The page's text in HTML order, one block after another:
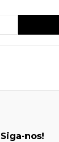
Siga-nos!